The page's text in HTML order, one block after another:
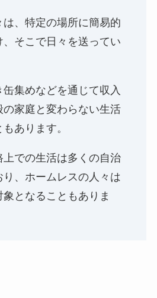
、特定の場所に簡易的
そこで日々を送ってい
集めなどを通じて収入
の家庭と変わらない生活
あります。
での生活は多くの自治
、ホームレスの人々は
となることもありま